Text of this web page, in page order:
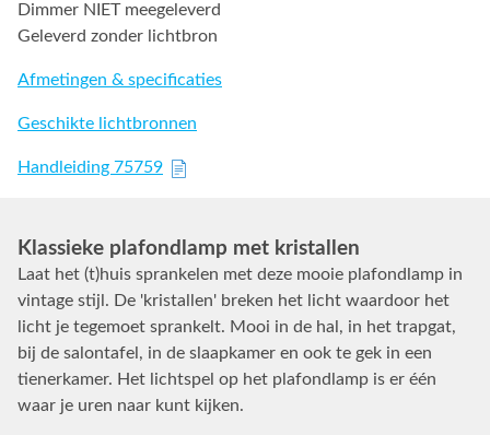
Dimmer NIET meegeleverd
Geleverd zonder lichtbron
Afmetingen & specificaties
Geschikte lichtbronnen
Handleiding 75759
Klassieke plafondlamp met kristallen
Laat het (t)huis sprankelen met deze mooie plafondlamp in
vintage stijl. De 'kristallen' breken het licht waardoor het
licht je tegemoet sprankelt. Mooi in de hal, in het trapgat,
bij de salontafel, in de slaapkamer en ook te gek in een
tienerkamer. Het lichtspel op het plafondlamp is er één
waar je uren naar kunt kijken.